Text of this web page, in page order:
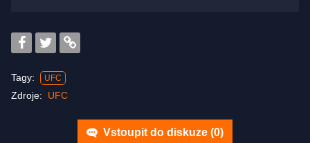
Tagy: UFC
Zdroje: UFC
Vstoupit do diskuze (0)